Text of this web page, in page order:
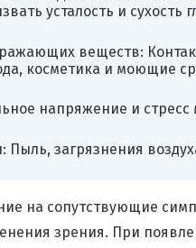
усталость и сухость
веществ:
косметика и моющие
напряжение и
загрязнения
на сопутствующие
зрения. При